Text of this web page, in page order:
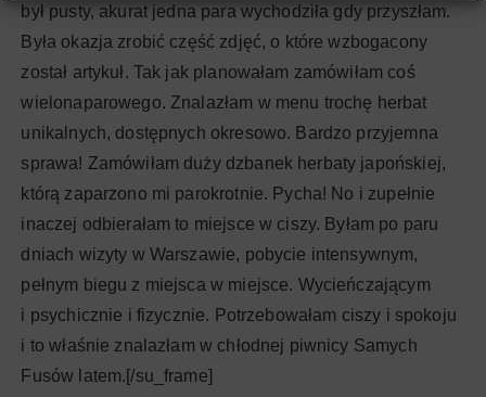
był pusty, akurat jedna para wychodziła gdy przyszłam.
Była okazja zrobić część zdjęć, o które wzbogacony
został artykuł. Tak jak planowałam zamówiłam coś
wielonaparowego. Znalazłam w menu trochę herbat
unikalnych, dostępnych okresowo. Bardzo przyjemna
sprawa! Zamówiłam duży dzbanek herbaty japońskiej,
którą zaparzono mi parokrotnie. Pycha! No i zupełnie
inaczej odbierałam to miejsce w ciszy. Byłam po paru
dniach wizyty w Warszawie, pobycie intensywnym,
pełnym biegu z miejsca w miejsce. Wycieńczającym
i psychicznie i fizycznie. Potrzebowałam ciszy i spokoju
i to właśnie znalazłam w chłodnej piwnicy Samych
Fusów latem.[/su_frame]